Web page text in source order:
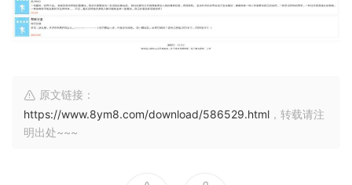
原文链接：
https://www.8ym8.com/download/586529.html ，转载请注
明出处~~~